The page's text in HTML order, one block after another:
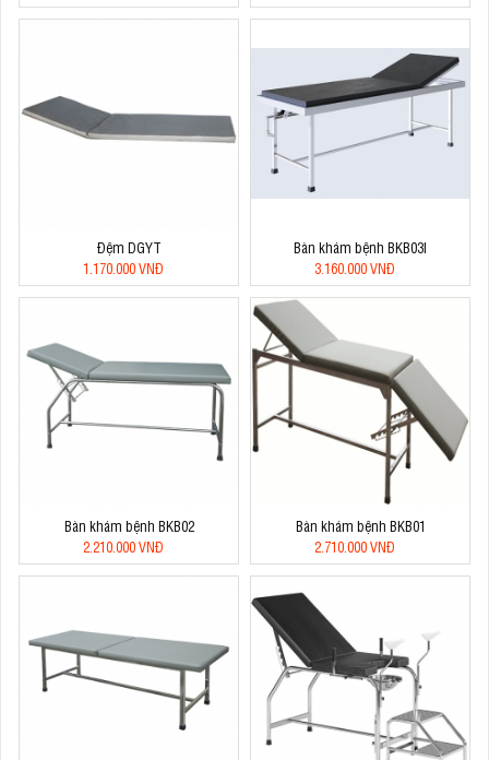
Đệm DGYT
1.170.000 VNĐ
Bàn khám bệnh BKB03I
3.160.000 VNĐ
Bàn khám bệnh BKB02
2.210.000 VNĐ
Bàn khám bệnh BKB01
2.710.000 VNĐ